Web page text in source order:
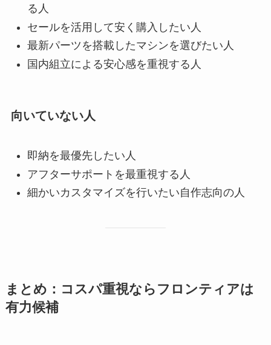
る人
セールを活用して安く購入したい人
最新パーツを搭載したマシンを選びたい人
国内組立による安心感を重視する人
向いていない人
即納を最優先したい人
アフターサポートを最重視する人
細かいカスタマイズを行いたい自作志向の人
まとめ：コスパ重視ならフロンティアは
有力候補